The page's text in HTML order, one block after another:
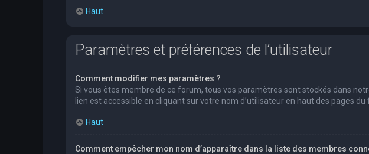
Haut
Paramètres et préférences de l’utilisateur
Comment modifier mes paramètres ?
Si vous êtes membre de ce forum, tous vos paramètres sont stockés dans
lien est accessible en cliquant sur votre nom d’utilisateur en haut des pages
Haut
Comment empêcher mon nom d’apparaître dans la liste des membres